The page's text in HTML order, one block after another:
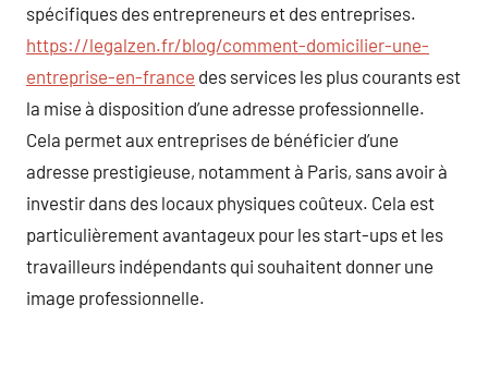
spécifiques des entrepreneurs et des entreprises.
https://legalzen.fr/blog/comment-domicilier-une-
entreprise-en-france des services les plus courants est
la mise à disposition d’une adresse professionnelle.
Cela permet aux entreprises de bénéficier d’une
adresse prestigieuse, notamment à Paris, sans avoir à
investir dans des locaux physiques coûteux. Cela est
particulièrement avantageux pour les start-ups et les
travailleurs indépendants qui souhaitent donner une
image professionnelle.